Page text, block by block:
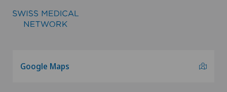
Google Maps